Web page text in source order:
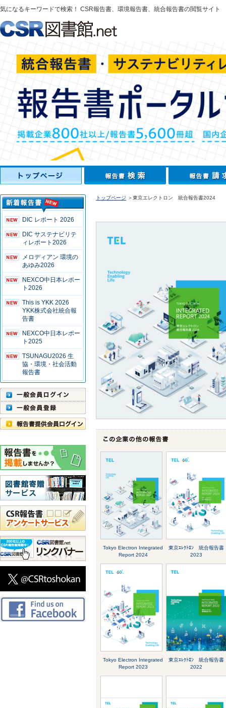
気になるキーワードで検索！ CSR報告書、環境報告書、統合報告書の閲覧サイト
DIC レポート 2026
DIC サステナビリテ
ィレポート2026
メロディアン 環境の
あゆみ2026
NEXCO中日本レポー
ト2026
This is YKK 2026
YKK株式会社統合報
告書
NEXCO中日本レポー
ト2025
TSUNAGU2026 生
協・環境・社会活動
報告書
トップページ ＞東京エレクトロン 統合報告書2024
Tokyo Electron Integrated
Report 2024
東京ｴﾚｸﾄﾛﾝ 統合報告書
2023
Tokyo Electron Integrated
Report 2023
東京ｴﾚｸﾄﾛﾝ 統合報告書
2022